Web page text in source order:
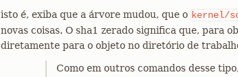
isto é, exiba que a árvore mudou, que o kernel/
novas coisas. O sha1 zerado significa que, para
diretamente para o objeto no diretório de
Como em outros comandos desse